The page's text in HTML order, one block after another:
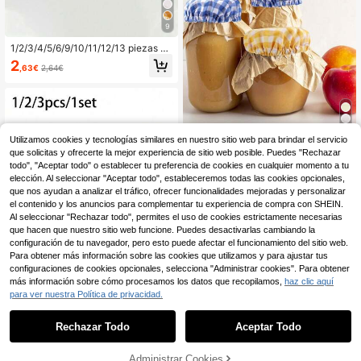
9
1/2/3/4/5/6/9/10/11/12/13 piezas C
ubiertas de tela para frascos de fer
mentación de masa madre, Cubiert
ásticas para fermentación de pan d
a madre, Kombucha
2 ,63€ 2,64€
1/2/3pcs/1set Cubierta de tela para
frasco de fermentación de masa ma
dre, cubierta de tela reutilizable par
10 Left
9
1 pieza Cubierta de tela para frasco
de masa madre, Cubierta de tela re
utilizable para fermentación de mas
a, Cubierta elástica de tela para fer
mentación de pan de masa madre
31 Left
3,02€
0
Utilizamos cookies y tecnologías similares en nuestro sitio web para brindar el servicio
que solicitas y ofrecerte la mejor experiencia de sitio web posible. Puedes "Rechazar
todo", "Aceptar todo" o establecer tu preferencia de cookies en cualquier momento a tu
elección. Al seleccionar "Aceptar todo", estableceremos todas las cookies opcionales,
que nos ayudan a analizar el tráfico, ofrecer funcionalidades mejoradas y personalizar
el contenido y los anuncios para complementar tu experiencia de compra con SHEIN.
Al seleccionar "Rechazar todo", permites el uso de cookies estrictamente necesarias
que hacen que nuestro sitio web funcione. Puedes desactivarlas cambiando la
configuración de tu navegador, pero esto puede afectar el funcionamiento del sitio web.
Para obtener más información sobre las cookies que utilizamos y para ajustar tus
configuraciones de cookies opcionales, selecciona "Administrar cookies". Para obtener
más información sobre cómo procesamos los datos que recopilamos, haz clic aquí
para ver nuestra Política de privacidad.
Rechazar Todo Aceptar Todo
Administrar Cookies